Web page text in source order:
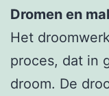
Dromen en
Het
proces, dat in
droom. De